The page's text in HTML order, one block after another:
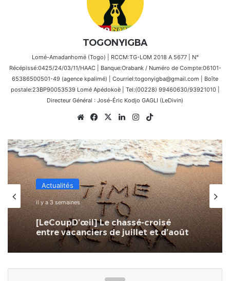
TOGONYIGBA
Lomé-Amadanhomé (Togo) | RCCM:TG-LOM 2018 A 5677 | N°
Récépissé:0425/24/03/11/HAAC | Banque:Orabank / Numéro de Compte:06101-
65386500501-49 (agence kpalimé) | Courriel:togonyigba@gmail.com | Boîte
postale:23BP90053539 Lomé Apédokoè | Tel:(00228) 99460630/93921010 |
Directeur Général : José-Éric Kodjo GAGLI (LeDivin)
WebsiteFacebook
X LinkedinInstagram
Actualités
il y a 3 semaines
[LeCoupD’œil] Le chassé-croisé
entre vacanciers de juillet et d’août
a commencé.